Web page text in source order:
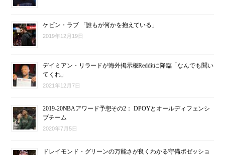
ケビン・ラブ 「誰もが何かを抱えている」
2019年12月19日
デイミアン・リラードが海外掲示板Redditに降臨「なんでも聞い
てくれ」
2021年12月7日
2019-20NBAアワード予想その2： DPOYとオールディフェンシ
ブチーム
2020年7月5日
ドレイモンド・グリーンの万能さが良くわかる守備ポゼッショ